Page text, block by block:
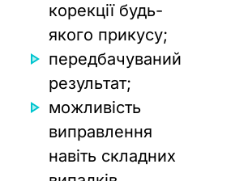
корекції будь-
якого прикусу;
передбачуваний
результат;
можливість
виправлення
навіть складних